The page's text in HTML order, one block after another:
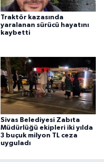
Traktör kazasında
yaralanan sürücü hayatını
kaybetti
Sivas Belediyesi Zabıta
Müdürlüğü ekipleri iki yılda
3 buçuk milyon TL ceza
uyguladı